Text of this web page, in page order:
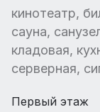
кинотеатр,
сауна,
кладовая,
серверная,
Первый этаж